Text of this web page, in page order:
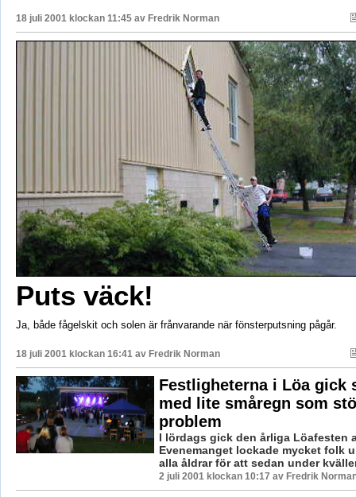
18 juli 2001 klockan 11:45 av Fredrik Norman
Puts väck!
Ja, både fågelskit och solen är frånvarande när fönsterputsning pågår.
18 juli 2001 klockan 16:41 av Fredrik Norman
Festligheterna i Löa gick
med lite småregn som
problem
I lördags gick den årliga Löafesten
Evenemanget lockade mycket folk
alla åldrar för att sedan under
2 juli 2001 klockan 10:17 av Fredrik